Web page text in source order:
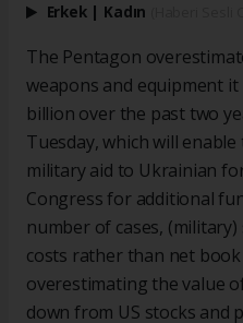
Erkek | Kadın
The Pentagon
weapons and equipment
billion over the past two
Tuesday, which will
military aid to Ukrainian
Congress for additional
number of cases,
costs rather than net
overestimating the value
down from US stocks and